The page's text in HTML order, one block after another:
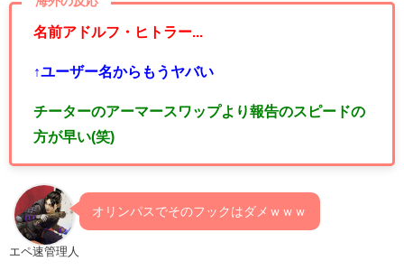
名前アドルフ・ヒトラー...
↑ユーザー名からもうヤバい
チーターのアーマースワップより報告のスピードの
方が早い(笑)
エペ速管理人
オリンパスでそのフックはダメｗｗｗ